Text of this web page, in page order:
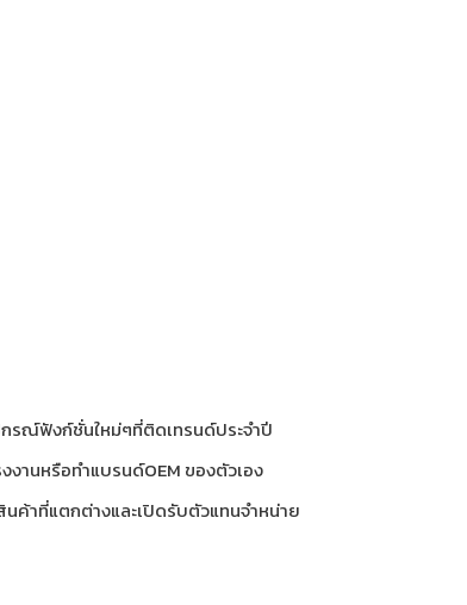
รณ์ฟังก์ชั่นใหม่ๆที่ติดเทรนด์ประจำปี
านหรือทำแบรนด์OEM ของตัวเอง
ค้าที่แตกต่างและเปิดรับตัวแทนจำหน่าย